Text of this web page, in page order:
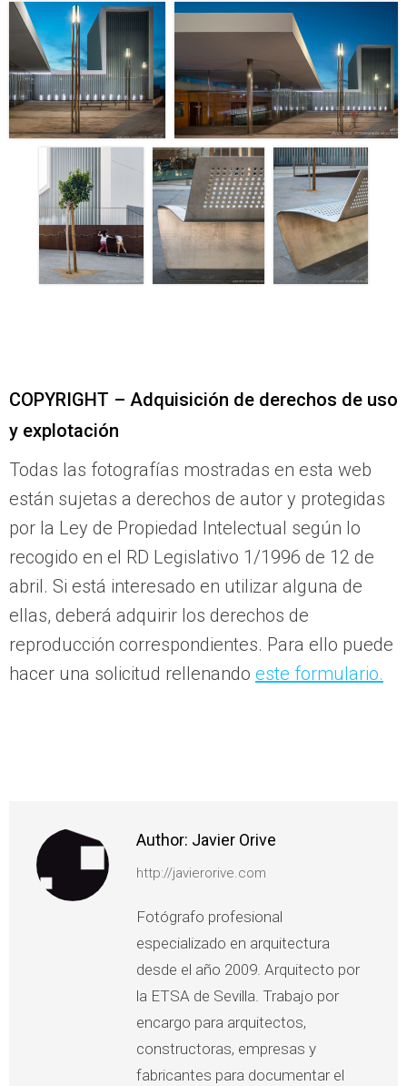
COPYRIGHT – Adquisición de derechos de uso
y explotación
Todas las fotografías mostradas en esta web
están sujetas a derechos de autor y protegidas
por la Ley de Propiedad Intelectual según lo
recogido en el RD Legislativo 1/1996 de 12 de
abril. Si está interesado en utilizar alguna de
ellas, deberá adquirir los derechos de
reproducción correspondientes. Para ello puede
hacer una solicitud rellenando este formulario.
Author: Javier Orive
http://javierorive.com
Fotógrafo profesional
especializado en arquitectura
desde el año 2009. Arquitecto por
la ETSA de Sevilla. Trabajo por
encargo para arquitectos,
constructoras, empresas y
fabricantes para documentar el